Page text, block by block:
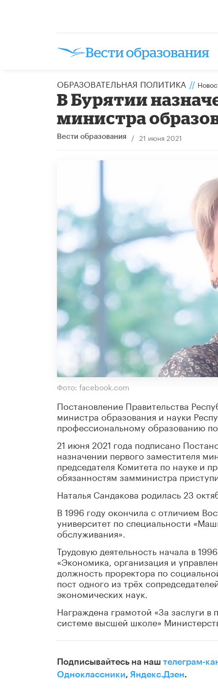
ОБРАЗОВАТЕЛЬНАЯ ПОЛИТИКА //
В Бурятии
министра
Вести образования / 21 июня 2021
Фото: facebook.com
Постановление Правительства
министра образования и науки
профессиональному образованию
21 июня 2021 года подписано
назначении первого заместителя
председателя Комитета по науке и
обязанностям замминистра
Наталья Сандакова родилась 23
В 1996 году окончила с отличием
университет по специальности
обслуживания».
Трудовую деятельность начала в
«Экономика, организация и
должность проректора по
пост одного из трёх
экономических наук.
Награждена грамотой «За заслуги
системе высшей школе»
Подписывайтесь на наш телеграм-
Одноклассники, Яндекс.Дзен.